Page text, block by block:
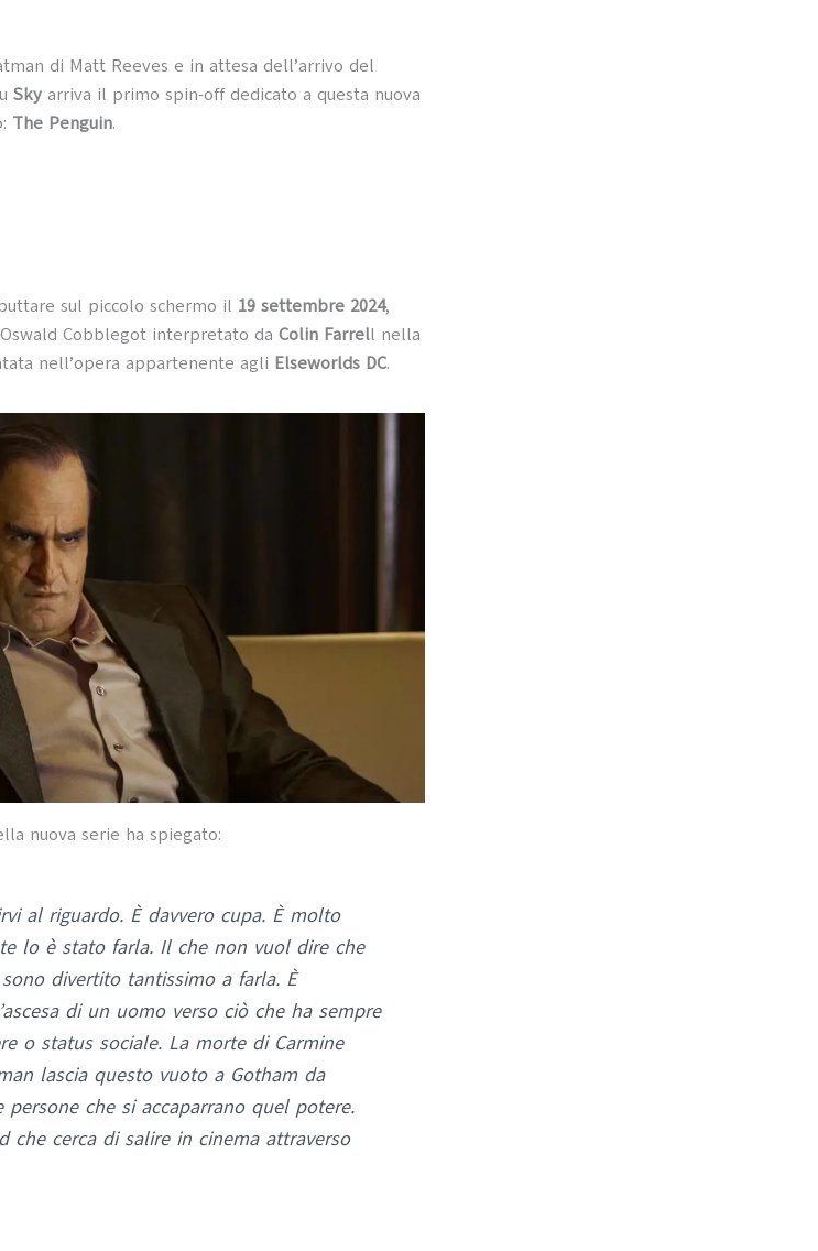
di Matt Reeves e in attesa dell’arrivo del
Sky arriva il primo spin-off dedicato a questa nuova
The Penguin.
sul piccolo schermo il 19 settembre 2024,
Cobblegot interpretato da Colin Farrell nella
nell’opera appartenente agli Elseworlds DC.
nuova serie ha spiegato:
al riguardo. È davvero cupa. È molto
lo è stato farla. Il che non vuol dire che
divertito tantissimo a farla. È
di un uomo verso ciò che ha sempre
o status sociale. La morte di Carmine
lascia questo vuoto a Gotham da
che si accaparrano quel potere.
che cerca di salire in cinema attraverso